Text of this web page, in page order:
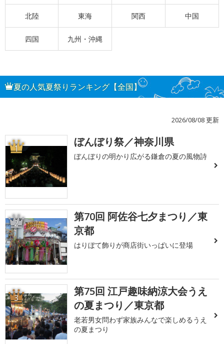
北陸 東海 関西 中国
四国 九州・沖縄
夏の人気夏祭りランキング【全国】
2026/08/08 更新
1 ぼんぼり祭／神奈川県
ぼんぼりの明かり広がる鎌倉の夏の風物詩
2
第70回 阿佐谷七夕まつり／東
京都
はりぼて飾りが商店街いっぱいに登場
3
第75回 江戸趣味納涼大会うえ
の夏まつり／東京都
老若男女問わず家族みんなで楽しめるうえ
の夏まつり